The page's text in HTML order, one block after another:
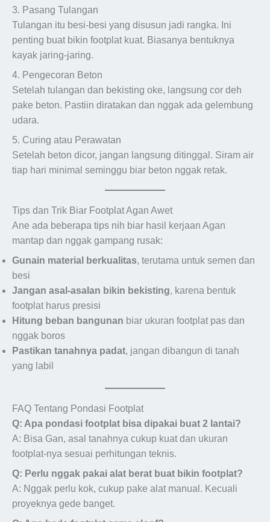
3. Pasang Tulangan
Tulangan itu besi-besi yang disusun jadi rangka. Ini
penting buat bikin footplat kuat. Biasanya bentuknya
kayak jaring-jaring.
4. Pengecoran Beton
Setelah tulangan dan bekisting oke, langsung cor deh
pake beton. Pastiin diratakan dan nggak ada gelembung
udara.
5. Curing atau Perawatan
Setelah beton dicor, jangan langsung ditinggal. Siram air
tiap hari minimal seminggu biar beton nggak retak.
Tips dan Trik Biar Footplat Agan Awet
Ane ada beberapa tips nih biar hasil kerjaan Agan
mantap dan nggak gampang rusak:
Gunain material berkualitas, terutama untuk semen dan
besi
Jangan asal-asalan bikin bekisting, karena bentuk
footplat harus presisi
Hitung beban bangunan biar ukuran footplat pas dan
nggak boros
Pastikan tanahnya padat, jangan dibangun di tanah
yang labil
FAQ Tentang Pondasi Footplat
Q: Apa pondasi footplat bisa dipakai buat 2 lantai?
A: Bisa Gan, asal tanahnya cukup kuat dan ukuran
footplat-nya sesuai perhitungan teknis.
Q: Perlu nggak pakai alat berat buat bikin footplat?
A: Nggak perlu kok, cukup pake alat manual. Kecuali
proyeknya gede banget.